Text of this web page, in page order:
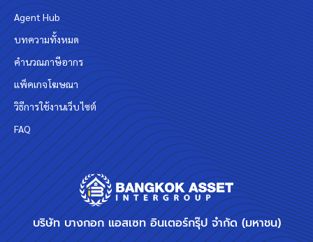
บริษัท บางกอก แอสเซท อินเตอร์กรุ๊ป จำกัด (มหาชน)
Agent Hub
บทความทั้งหมด
คำนวณภาษีอากร
แพ็คเกจโฆษณา
วิธีการใช้งานเว็บไซต์
FAQ